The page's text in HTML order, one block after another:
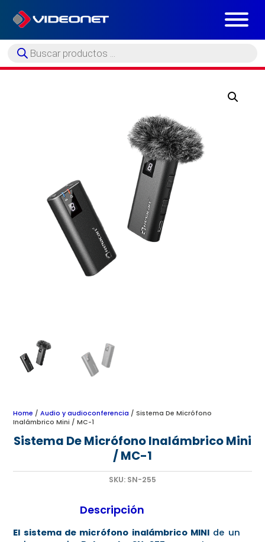
Búsqueda
de
Home /Audio y audioconferencia / Sistema De Micrófono
Inalámbrico Mini / MC-1
Sistema De Micrófono Inalámbrico Mini
/ MC-1
SKU: SN-255
Descripción
El sistema de micrófono inalámbrico MINIde un